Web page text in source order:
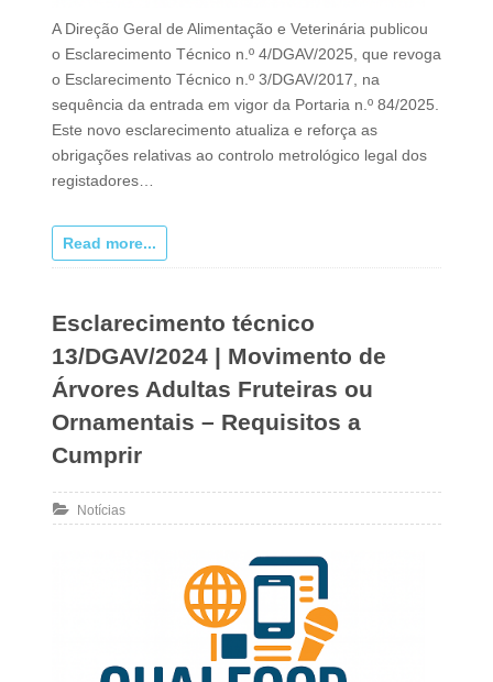
A Direção Geral de Alimentação e Veterinária publicou
o Esclarecimento Técnico n.º 4/DGAV/2025, que revoga
o Esclarecimento Técnico n.º 3/DGAV/2017, na
sequência da entrada em vigor da Portaria n.º 84/2025.
Este novo esclarecimento atualiza e reforça as
obrigações relativas ao controlo metrológico legal dos
registadores…
Read more...
Esclarecimento técnico
13/DGAV/2024 | Movimento de
Árvores Adultas Fruteiras ou
Ornamentais – Requisitos a
Cumprir
Notícias